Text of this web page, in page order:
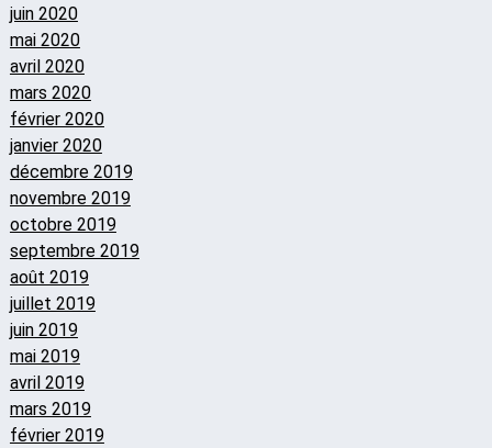
juin 2020
mai 2020
avril 2020
mars 2020
février 2020
janvier 2020
décembre 2019
novembre 2019
octobre 2019
septembre 2019
août 2019
juillet 2019
juin 2019
mai 2019
avril 2019
mars 2019
février 2019